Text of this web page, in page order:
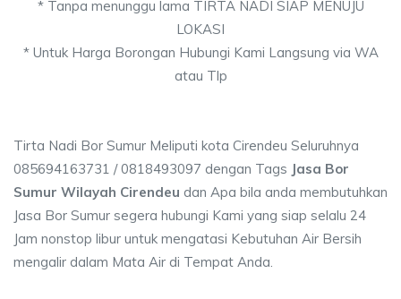
* Tanpa menunggu lama TIRTA NADI SIAP MENUJU
LOKASI
* Untuk Harga Borongan Hubungi Kami Langsung via WA
atau Tlp
Tirta Nadi Bor Sumur Meliputi kota Cirendeu Seluruhnya
085694163731 / 0818493097 dengan Tags Jasa Bor
Sumur Wilayah Cirendeu dan Apa bila anda membutuhkan
Jasa Bor Sumur segera hubungi Kami yang siap selalu 24
Jam nonstop libur untuk mengatasi Kebutuhan Air Bersih
mengalir dalam Mata Air di Tempat Anda.